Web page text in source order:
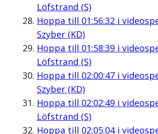
Löfstrand (S)
Hoppa till 01:56:32 i
Szyber (KD)
Hoppa till 01:58:39i
Löfstrand (S)
Hoppa till 02:00:47i
Szyber (KD)
Hoppa till 02:02:49i
Löfstrand (S)
Hoppa till 02:05:04i